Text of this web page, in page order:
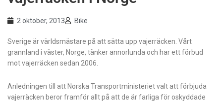
2 oktober, 2013 Bike
Sverige är världsmästare på att sätta upp vajerräcken. Vårt
grannland i väster, Norge, tänker annorlunda och har ett förbud
mot vajerräcken sedan 2006.
Anledningen till att Norska Transportministeriet valt att förbjuda
vajerräcken beror framför allt på att de är farliga för oskyddade